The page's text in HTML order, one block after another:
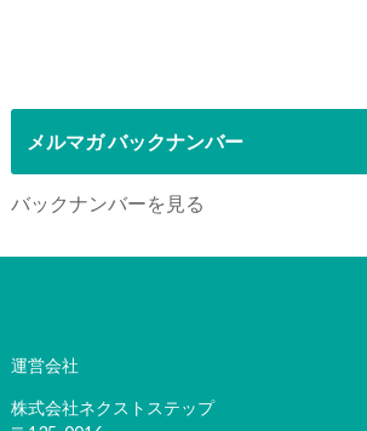
メルマガ バックナンバー
バックナンバーを見る
運営会社
株式会社ネクストステップ